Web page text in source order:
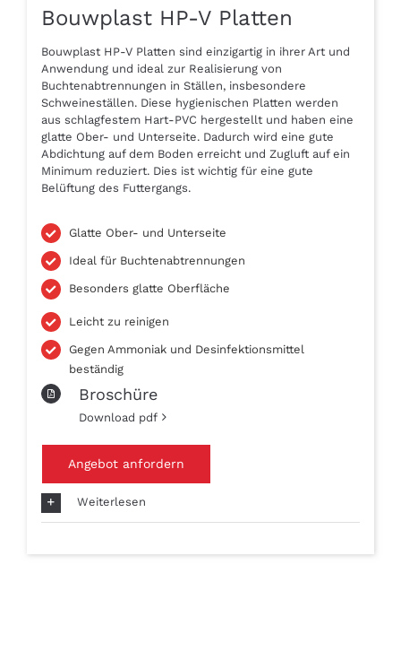
Bouwplast HP-V Platten
Bouwplast HP-V Platten sind einzigartig in ihrer Art und
Anwendung und ideal zur Realisierung von
Buchtenabtrennungen in Ställen, insbesondere
Schweineställen. Diese hygienischen Platten werden
aus schlagfestem Hart-PVC hergestellt und haben eine
glatte Ober- und Unterseite. Dadurch wird eine gute
Abdichtung auf dem Boden erreicht und Zugluft auf ein
Minimum reduziert. Dies ist wichtig für eine gute
Belüftung des Futtergangs.
Glatte Ober- und Unterseite
Ideal für Buchtenabtrennungen
Besonders glatte Oberfläche
Leicht zu reinigen
Gegen Ammoniak und Desinfektionsmittel
beständig
Broschüre
Download pdf
Angebot anfordern
Weiterlesen